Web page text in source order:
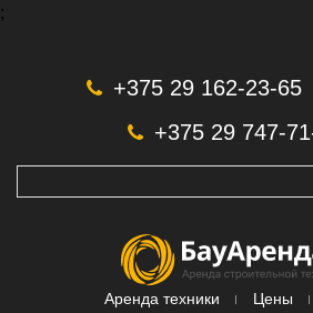
;
+375 29 162-23-65
+375 29 747-
Аренда техники Цены